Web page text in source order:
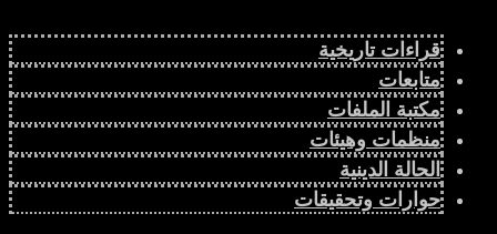
قراءات تاريخية
متابعات
مكتبة الملفات
منظمات وهيئات
الحالة الدينية
حوارات وتحقيقات